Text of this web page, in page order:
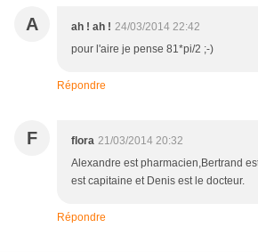
A ah ! ah ! 24/03/2014 22:42
pour l'aire je pense 81*pi/2 ;-)
Répondre
F flora 21/03/2014 20:32
Alexandre est pharmacien,Bertrand
est capitaine et Denis est le docteur.
Répondre